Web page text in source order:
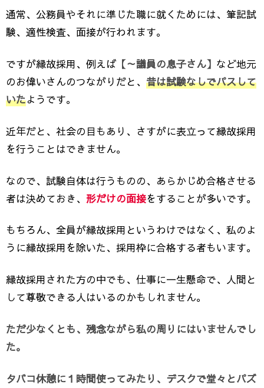
通常、公務員やそれに準じた職に就くためには、筆記試
験、適性検査、面接が行われます。
ですが縁故採用、例えば 【～議員の息子さん】 など地元
のお偉いさんのつながりだと、 昔は試験なしでパスして
いたようです。
近年だと、社会の目もあり、さすがに表立って縁故採用
を行うことはできません。
なので、試験自体は行うものの、あらかじめ合格させる
者は決めておき、 形だけの面接をすることが多いです。
もちろん、全員が縁故採用というわけではなく、私のよ
うに縁故採用を除いた、採用枠に合格する者もいます。
縁故採用された方の中でも、仕事に一生懸命で、人間と
して尊敬できる人はいるのかもしれません。
ただ少なくとも、残念ながら私の周りにはいませんでし
た。
タバコ休憩に１時間使ってみたり、デスクで堂々とパズ